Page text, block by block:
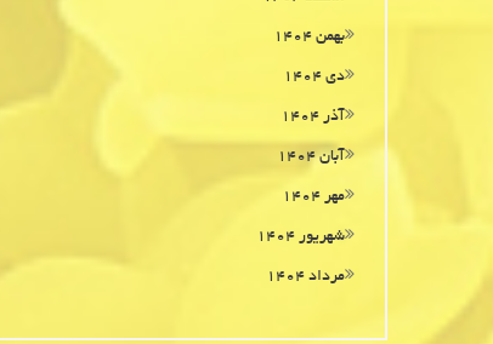
بهمن ۱۴۰۴
دی ۱۴۰۴
آذر ۱۴۰۴
آبان ۱۴۰۴
مهر ۱۴۰۴
شهریور ۱۴۰۴
مرداد ۱۴۰۴